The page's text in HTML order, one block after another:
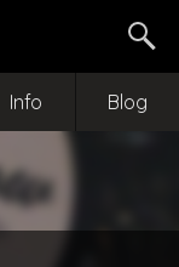
Info Blog